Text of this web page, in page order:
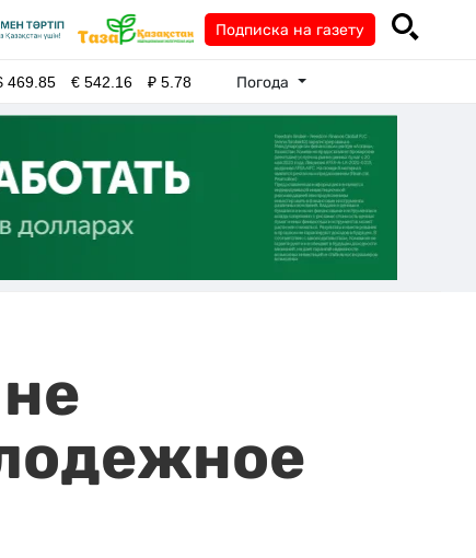
Подписка на газету
469.85 €542.16 ₽5.78 Погода